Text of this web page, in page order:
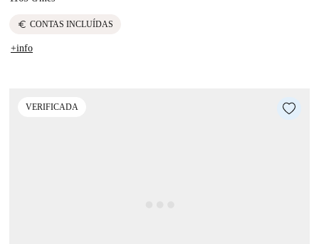
euro CONTAS INCLUÍDAS
+info
VERIFICADA